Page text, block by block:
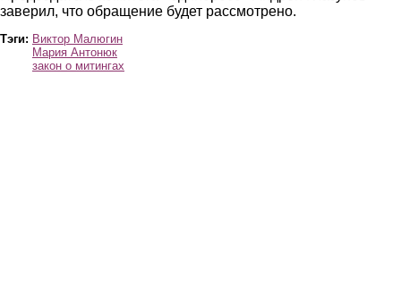
заверил, что обращение будет рассмотрено.
Тэги: Виктор Малюгин
Мария Антонюк
закон о митингах